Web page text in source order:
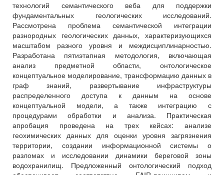
технологий семантического веба для поддержки
фундаментальных геологических исследований.
Рассмотрена проблема семантической интеграции
разнородных геологических данных, характеризующихся
масштабом разного уровня и междисциплинарностью.
Разработана пятиэтапная методология, включающая
анализ предметной области, онтологическое
концептуальное моделирование, трансформацию данных в
граф знаний, развертывание инфраструктуры
распределенного доступа к данным на основе
концептуальной модели, а также интеграцию с
процедурами обработки и анализа. Практическая
апробация проведена на трех кейсах: анализе
геохимических данных для оценки уровня загрязнения
территории, создании информационной системы о
разломах и исследовании динамики береговой зоны
водохранилищ. Предложенный онтологический подход